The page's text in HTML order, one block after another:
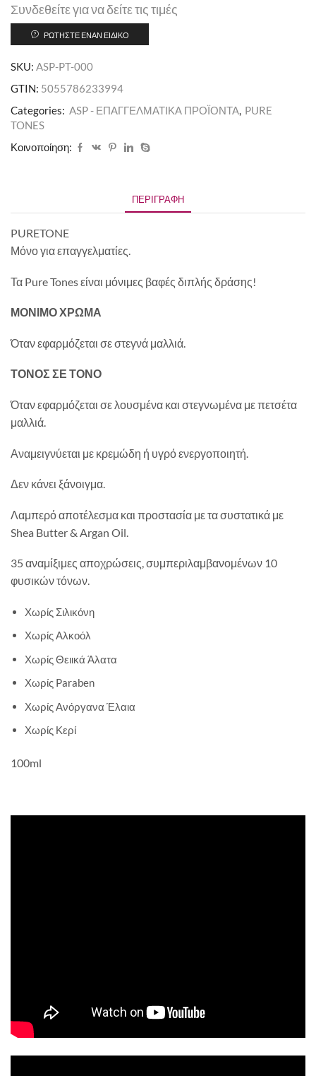
Συνδεθείτε για να δείτε τις τιμές
ΡΩΤΉΣΤΕ ΈΝΑΝ ΕΙΔΙΚΌ
SKU: ASP-PT-000
GTIN: 5055786233994
Categories: ASP - ΕΠΑΓΓΕΛΜΑΤΙΚΑ ΠΡΟΪΟΝΤΑ, PURE
TONES
Κοινοποίηση:
ΠΕΡΙΓΡΑΦΉ
PURETONE
Μόνο για επαγγελματίες.
Τα Pure Tones είναι μόνιμες βαφές διπλής δράσης!
ΜΟΝΙΜΟ ΧΡΩΜΑ
Όταν εφαρμόζεται σε στεγνά μαλλιά.
ΤΟΝΟΣ ΣΕ ΤΟΝΟ
Όταν εφαρμόζεται σε λουσμένα και στεγνωμένα με πετσέτα
μαλλιά.
Αναμειγνύεται με κρεμώδη ή υγρό ενεργοποιητή.
Δεν κάνει ξάνοιγμα.
Λαμπερό αποτέλεσμα και προστασία με τα συστατικά με
Shea Butter & Argan Oil.
35 αναμίξιμες αποχρώσεις, συμπεριλαμβανομένων 10
φυσικών τόνων.
Χωρίς Σιλικόνη
Χωρίς Αλκοόλ
Χωρίς Θειικά Άλατα
Χωρίς Paraben
Χωρίς Ανόργανα Έλαια
Χωρίς Κερί
100ml